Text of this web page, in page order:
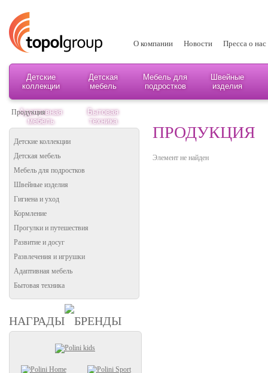
О компании Новости Пресса о нас
Детские
коллекции
Детская
мебель
Мебель для
подростков
Швейные
изделия
Адаптивная
мебель
Бытовая
техника
Продукция
Детские коллекции
Детская мебель
Мебель для подростков
Швейные изделия
Гигиена и уход
Кормление
Прогулки и путешествия
Развитие и досуг
Развлечения и игрушки
Адаптивная мебель
Бытовая техника
НАГРАДЫ БРЕНДЫ
ПРОДУКЦИЯ
Элемент не найден